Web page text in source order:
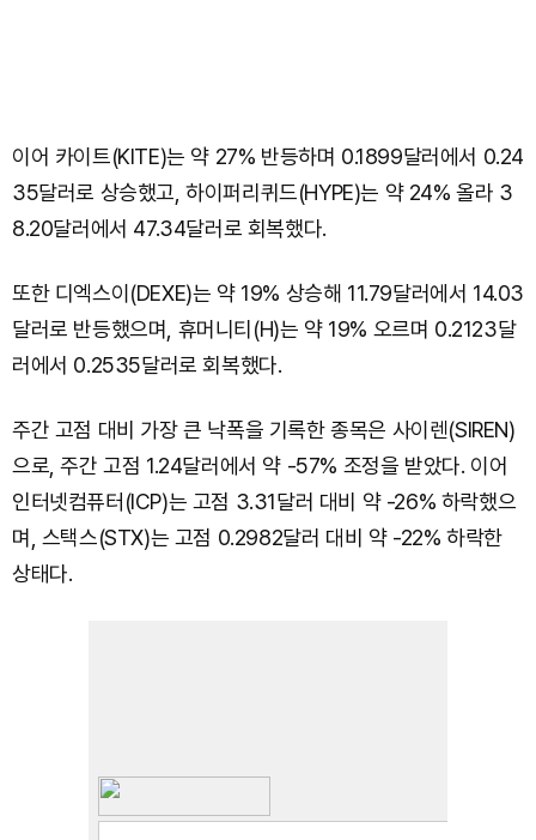
이어 카이트(KITE)는 약 27% 반등하며 0.1899달러에서 0.24
35달러로 상승했고, 하이퍼리퀴드(HYPE)는 약 24% 올라 3
8.20달러에서 47.34달러로 회복했다.
또한 디엑스이(DEXE)는 약 19% 상승해 11.79달러에서 14.03
달러로 반등했으며, 휴머니티(H)는 약 19% 오르며 0.2123달
러에서 0.2535달러로 회복했다.
주간 고점 대비 가장 큰 낙폭을 기록한 종목은 사이렌(SIREN)
으로, 주간 고점 1.24달러에서 약 -57% 조정을 받았다. 이어
인터넷컴퓨터(ICP)는 고점 3.31달러 대비 약 -26% 하락했으
며, 스택스(STX)는 고점 0.2982달러 대비 약 -22% 하락한
상태다.